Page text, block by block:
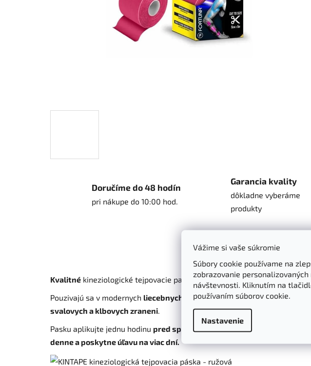
Vážime si vaše súkromie
Súbory cookie používame na
zobrazovanie
návštevnosti. Kliknutím na
používaním súborov cookie.
Nastavenie
Doručíme do 48 hodín
pri nákupe do 10:00 hod.
Garancia kvality
dôkladne vyberáme
produkty
Popis
Kvalitné kineziologické tejpovacie pasky suinovatívnym prostriedkom
Pouzivajú sa v modernych liecebnych a fyzioterapeutickych postupoch,
svalovych a klbovych zraneni.
Pasku aplikujte jednu hodinu pred sportovou cinnostou alebo
denne a poskytne úľavu na viac dní.